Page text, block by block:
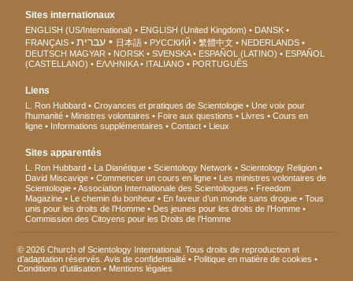
Sites internationaux
ENGLISH (US/International) ENGLISH (United Kingdom)
DANSK
FRANÇAIS
עברית 日本語 РУССКИЙ 繁體中文
NEDERLANDS
DEUTSCH MAGYAR NORSK SVENSKA ESPAÑOL (LATINO)
ESPAÑOL
(CASTELLANO)
ΕΛΛΗΝΙΚA ITALIANO PORTUGUÊS
Liens
L. Ron Hubbard Croyances et pratiques de Scientologie
Une voix pour
l’humanité
Ministres volontaires Foire aux questions Livres
Cours en
ligne
Informations supplémentaires Contact Lieux
Sites apparentés
L. Ron Hubbard La Dianétique Scientology Network
Scientology Religion
David Miscavige
Commencer un cours en ligne
Les ministres volontaires de
Scientologie
Association Internationale des Scientologues
Freedom
Magazine
Le chemin du bonheur En faveur d’un monde sans drogue
Tous
unis pour les droits de l’Homme
Des jeunes pour les droits de l’Homme
Commission des Citoyens pour les Droits de l’Homme
© 2026 Church of Scientology International. Tous droits de reproduction et
d’adaptation réservés.Avis de confidentialité • Politique en matière de cookies •
Conditions d’utilisation • Mentions légales